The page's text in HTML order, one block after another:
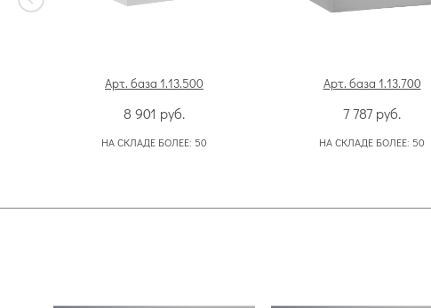
Арт. база 1.13.500
8 901 руб.
НА СКЛАДЕ БОЛЕЕ: 50
Арт. база 1.13.700
7 787руб.
НА СКЛАДЕ БОЛЕЕ: 50